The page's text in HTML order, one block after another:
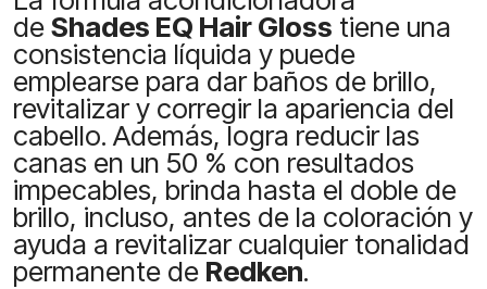
deShades EQ Hair Gloss tiene una
consistencia líquida y puede
emplearse para dar baños de brillo,
revitalizar y corregir la apariencia del
cabello. Además, logra reducir las
canas en un 50 % con resultados
impecables, brinda hasta el doble de
brillo, incluso, antes de la coloración y
ayuda a revitalizar cualquier tonalidad
permanente de Redken.